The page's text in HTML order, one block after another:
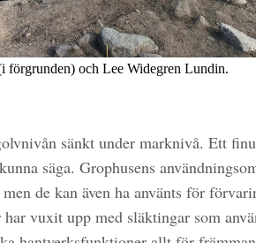
förgrunden) och Lee Widegren Lundin.
sänkt under marknivå. Ett
säga. Grophusens
de kan även ha använts för
vuxit upp med släktingar som